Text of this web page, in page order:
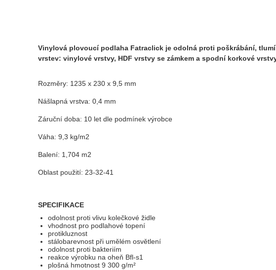
Vinylová plovoucí podlaha Fatraclick je odolná proti poškrábání,
vrstev: vinylové vrstvy, HDF vrstvy se zámkem a spodní korkové
Rozměry: 1235 x 230 x 9,5 mm
Nášlapná vrstva: 0,4 mm
Záruční doba: 10 let dle podmínek výrobce
Váha: 9,3 kg/m2
Balení: 1,704 m2
Oblast použití: 23-32-41
SPECIFIKACE
odolnost proti vlivu kolečkové židle
vhodnost pro podlahové topení
protikluznost
stálobarevnost při umělém osvětlení
odolnost proti bakteriím
reakce výrobku na oheň Bfl-s1
plošná hmotnost 9 300 g/m²